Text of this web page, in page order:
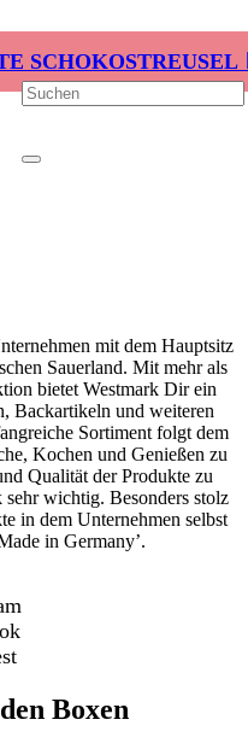
SCHOKOSTREUSEL
mit dem Hauptsitz
Sauerland. Mit mehr als
bietet Westmark Dir ein
Backartikeln und weiteren
Sortiment folgt dem
Kochen und Genießen zu
Qualität der Produkte zu
wichtig. Besonders stolz
in dem Unternehmen selbst
in Germany’.
Boxen